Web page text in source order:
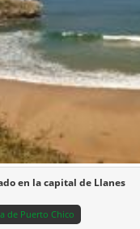
en la capital de Llanes
de Puerto Chico